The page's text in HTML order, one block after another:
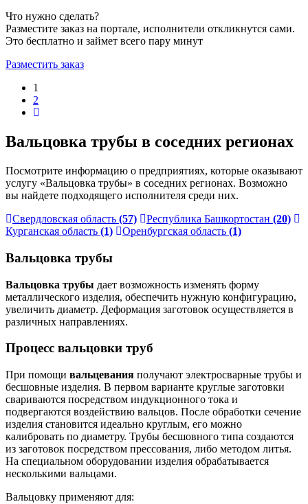
Что нужно сделать?
Разместите заказ на портале, исполнители откликнутся сами.
Это бесплатно и займет всего пару минут
Разместить заказ
1
2
Вальцовка трубы в соседних регионах
Посмотрите информацию о предприятиях, которые оказывают
услугу «Вальцовка трубы» в соседних регионах. Возможно
вы найдете подходящего исполнителя среди них.
Свердловская область (57) Республика Башкортостан (20)
Курганская область (1) Оренбургская область (1)
Вальцовка трубы
Вальцовка трубы дает возможность изменять форму
металлического изделия, обеспечить нужную конфигурацию,
увеличить диаметр. Деформация заготовок осуществляется в
различных направлениях.
Процесс вальцовки труб
При помощи вальцевания получают электросварные трубы и
бесшовные изделия. В первом варианте круглые заготовки
свариваются посредством индукционного тока и
подвергаются воздействию вальцов. После обработки сечение
изделия становится идеально круглым, его можно
калибровать по диаметру. Трубы бесшовного типа создаются
из заготовок посредством прессования, либо методом литья.
На специальном оборудовании изделия обрабатывается
несколькими вальцами.
Вальцовку применяют для: